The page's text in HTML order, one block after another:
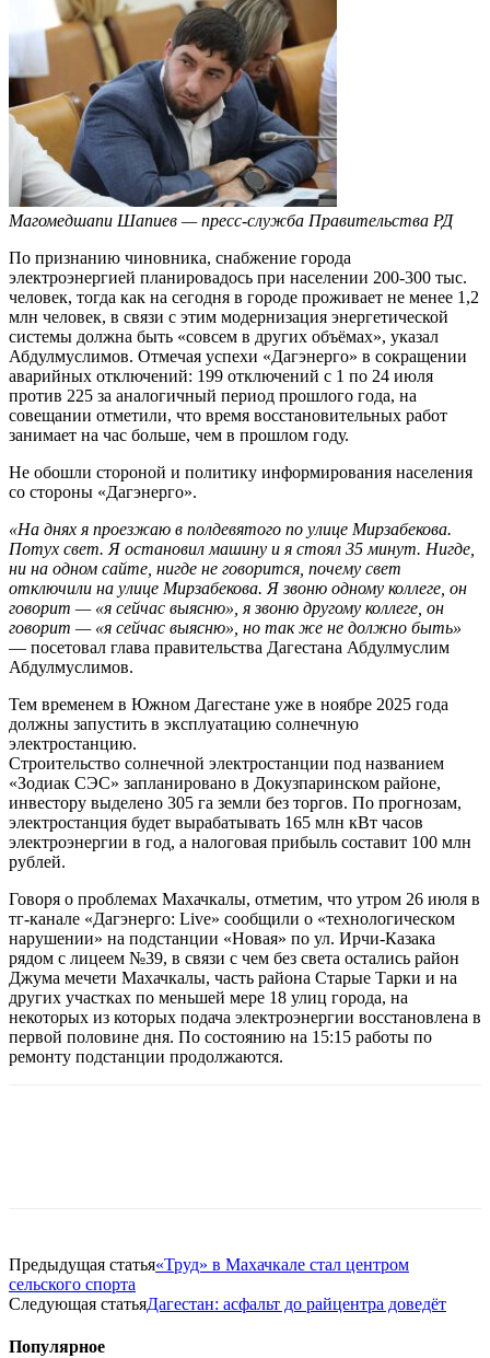
Магомедшапи Шапиев — пресс-служба Правительства РД
По признанию чиновника, снабжение города
электроэнергией планировадось при населении 200-300 тыс.
человек, тогда как на сегодня в городе проживает не менее 1,2
млн человек, в связи с этим модернизация энергетической
системы должна быть «совсем в других объёмах», указал
Абдулмуслимов. Отмечая успехи «Дагэнерго» в сокращении
аварийных отключений: 199 отключений с 1 по 24 июля
против 225 за аналогичный период прошлого года, на
совещании отметили, что время восстановительных работ
занимает на час больше, чем в прошлом году.
Не обошли стороной и политику информирования населения
со стороны «Дагэнерго».
«На днях я проезжаю в полдевятого по улице Мирзабекова.
Потух свет. Я остановил машину и я стоял 35 минут. Нигде,
ни на одном сайте, нигде не говорится, почему свет
отключили на улице Мирзабекова. Я звоню одному коллеге, он
говорит — «я сейчас выясню», я звоню другому коллеге, он
говорит — «я сейчас выясню», но так же не должно быть»
— посетовал глава правительства Дагестана Абдулмуслим
Абдулмуслимов.
Тем временем в Южном Дагестане уже в ноябре 2025 года
должны запустить в эксплуатацию солнечную
электростанцию.
Строительство солнечной электростанции под названием
«Зодиак СЭС» запланировано в Докузпаринском районе,
инвестору выделено 305 га земли без торгов. По прогнозам,
электростанция будет вырабатывать 165 млн кВт часов
электроэнергии в год, а налоговая прибыль составит 100 млн
рублей.
Говоря о проблемах Махачкалы, отметим, что утром 26 июля в
тг-канале «Дагэнерго: Live» сообщили о «технологическом
нарушении» на подстанции «Новая» по ул. Ирчи-Казака
рядом с лицеем №39, в связи с чем без света остались район
Джума мечети Махачкалы, часть района Старые Тарки и на
других участках по меньшей мере 18 улиц города, на
некоторых из которых подача электроэнергии восстановлена в
первой половине дня. По состоянию на 15:15 работы по
ремонту подстанции продолжаются.
Предыдущая статья«Труд» в Махачкале стал центром
сельского спорта
Следующая статьяДагестан: асфальт до райцентра доведёт
Популярное